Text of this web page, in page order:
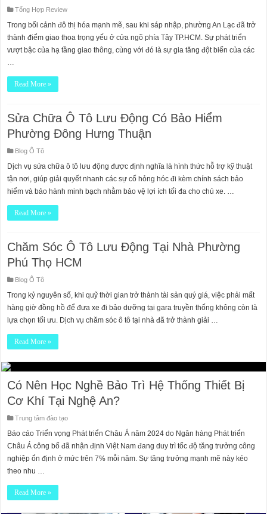
Tổng Hợp Review
Trong bối cảnh đô thị hóa mạnh mẽ, sau khi sáp nhập, phường An Lạc đã trở
thành điểm giao thoa trọng yếu ở cửa ngõ phía Tây TP.HCM. Sự phát triển
vượt bậc của hạ tầng giao thông, cùng với đó là sự gia tăng đột biến của các
Read More »
Sửa Chữa Ô Tô Lưu Động Có Bảo Hiểm
Phường Đông Hưng Thuận
Blog Ô Tô
Dịch vụ sửa chữa ô tô lưu động được định nghĩa là hình thức hỗ trợ kỹ thuật
tận nơi, giúp giải quyết nhanh các sự cố hỏng hóc đi kèm chính sách bảo
hiểm và bảo hành minh bạch nhằm bảo vệ lợi ích tối đa cho chủ xe. …
Read More »
Chăm Sóc Ô Tô Lưu Động Tại Nhà Phường
Phú Thọ HCM
Blog Ô Tô
Trong kỷ nguyên số, khi quỹ thời gian trở thành tài sản quý giá, việc phải mất
hàng giờ đồng hồ để đưa xe đi bảo dưỡng tại gara truyền thống không còn là
lựa chọn tối ưu. Dịch vụ chăm sóc ô tô tại nhà đã trở thành giải …
Read More »
Có Nên Học Nghề Bảo Trì Hệ Thống Thiết Bị
Cơ Khí Tại Nghệ An?
Trung tâm đào tạo
Báo cáo Triển vọng Phát triển Châu Á năm 2024 do Ngân hàng Phát triển
Châu Á công bố đã nhận định Việt Nam đang duy trì tốc độ tăng trưởng công
nghiệp ổn định ở mức trên 7% mỗi năm. Sự tăng trưởng mạnh mẽ này kéo
theo nhu …
Read More »